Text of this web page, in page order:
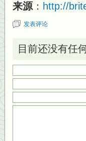
来源 ： http://
发表评论
目前还没有任